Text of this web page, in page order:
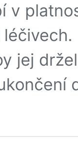
v
jej